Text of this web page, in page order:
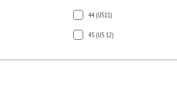
44 (US11)
45 (US 12)